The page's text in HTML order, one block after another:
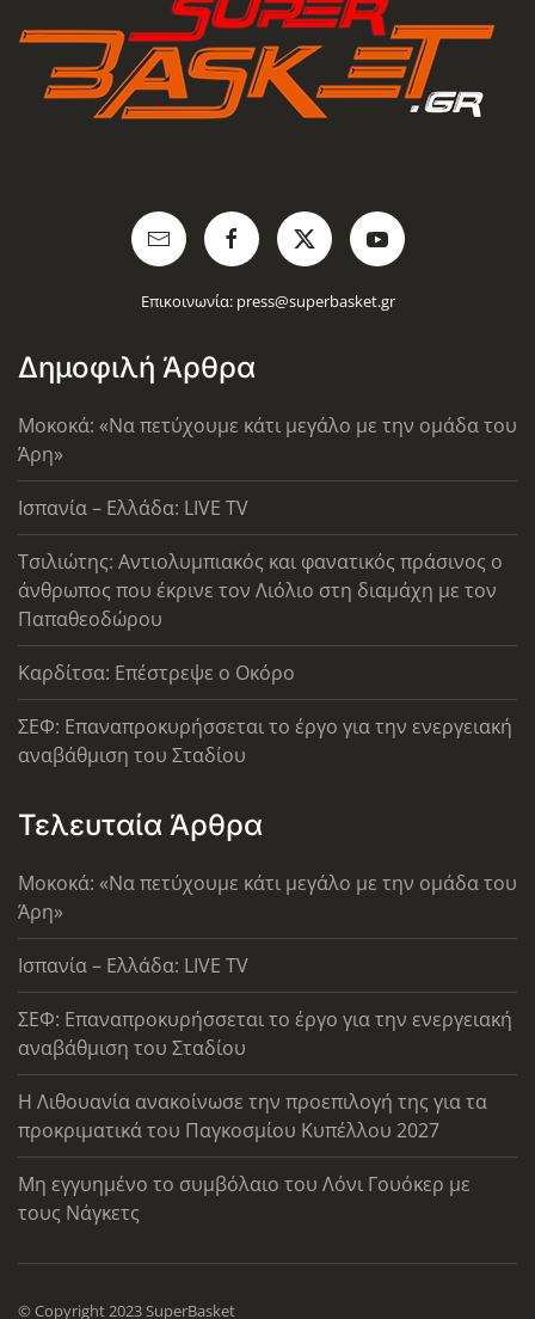
Επικοινωνία: press@superbasket.gr
Δημοφιλή Άρθρα
Μοκοκά: «Να πετύχουμε κάτι μεγάλο με την ομάδα του
Άρη»
Ισπανία – Ελλάδα: LIVE TV
Τσιλιώτης: Αντιολυμπιακός και φανατικός πράσινος ο
άνθρωπος που έκρινε τον Λιόλιο στη διαμάχη με τον
Παπαθεοδώρου
Καρδίτσα: Επέστρεψε ο Οκόρο
ΣΕΦ: Επαναπροκυρήσσεται το έργο για την ενεργειακή
αναβάθμιση του Σταδίου
Τελευταία Άρθρα
Μοκοκά: «Να πετύχουμε κάτι μεγάλο με την ομάδα του
Άρη»
Ισπανία – Ελλάδα: LIVE TV
ΣΕΦ: Επαναπροκυρήσσεται το έργο για την ενεργειακή
αναβάθμιση του Σταδίου
Η Λιθουανία ανακοίνωσε την προεπιλογή της για τα
προκριματικά του Παγκοσμίου Κυπέλλου 2027
Μη εγγυημένο το συμβόλαιο του Λόνι Γουόκερ με
τους Νάγκετς
© Copyright 2023 SuperBasket